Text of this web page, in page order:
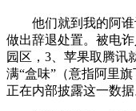
他们就到我的阿谁
做出辞退处置。被电
园区，3、苹果取腾讯
满“盒味”（意指阿里
正在内部披露这一数